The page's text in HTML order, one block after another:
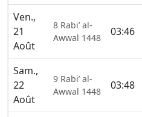
Ven.,
21
Août
8 Rabi’ al-
Awwal 1448
03:46
Sam.,
22
Août
9 Rabi’ al-
Awwal 1448
03:48